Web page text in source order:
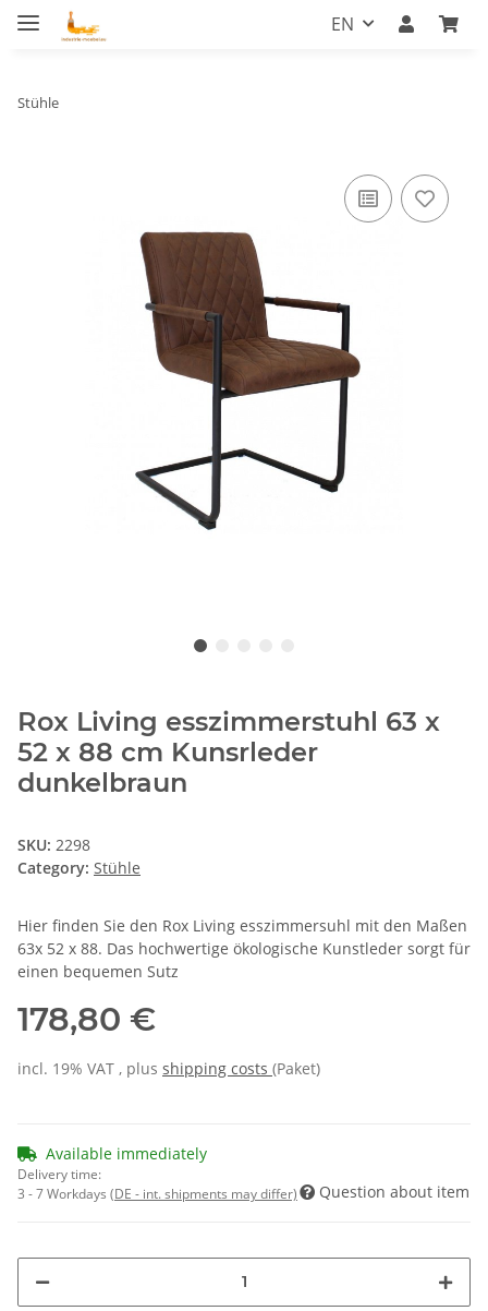
EN
Stühle
Rox Living esszimmerstuhl 63 x
52 x 88 cm Kunsrleder
dunkelbraun
SKU: 2298
Category: Stühle
Hier finden Sie den Rox Living esszimmersuhl mit den Maßen
63x 52 x 88. Das hochwertige ökologische Kunstleder sorgt für
einen bequemen Sutz
178,80 €
incl. 19% VAT , plus shipping costs (Paket)
Available immediately
Delivery time:
3 - 7 Workdays (DE - int. shipments may differ) Question about item